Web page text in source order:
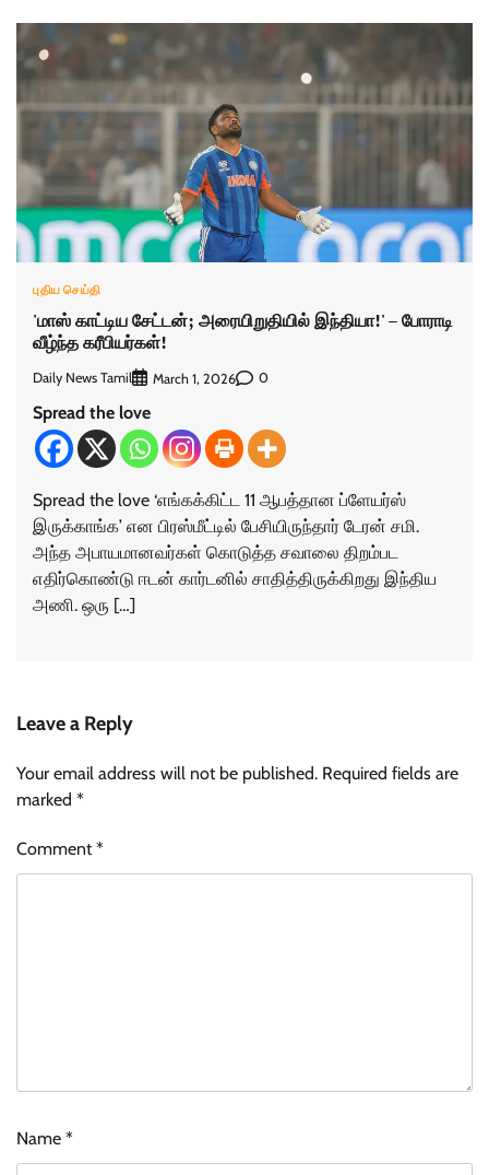
புதிய செய்தி
'மாஸ் காட்டிய சேட்டன்; அரையிறுதியில் இந்தியா!' – போராடி
வீழ்ந்த கரீபியர்கள்!
Daily News Tamil March 1, 2026 0
Spread the love
Spread the love ‘எங்கக்கிட்ட 11 ஆபத்தான ப்ளேயர்ஸ்
இருக்காங்க’ என பிரஸ்மீட்டில் பேசியிருந்தார் டேரன் சமி.
அந்த அபாயமானவர்கள் கொடுத்த சவாலை திறம்பட
எதிர்கொண்டு ஈடன் கார்டனில் சாதித்திருக்கிறது இந்திய
அணி. ஒரு […]
Leave a Reply
Your email address will not be published. Required fields are
marked *
Comment*
Name *